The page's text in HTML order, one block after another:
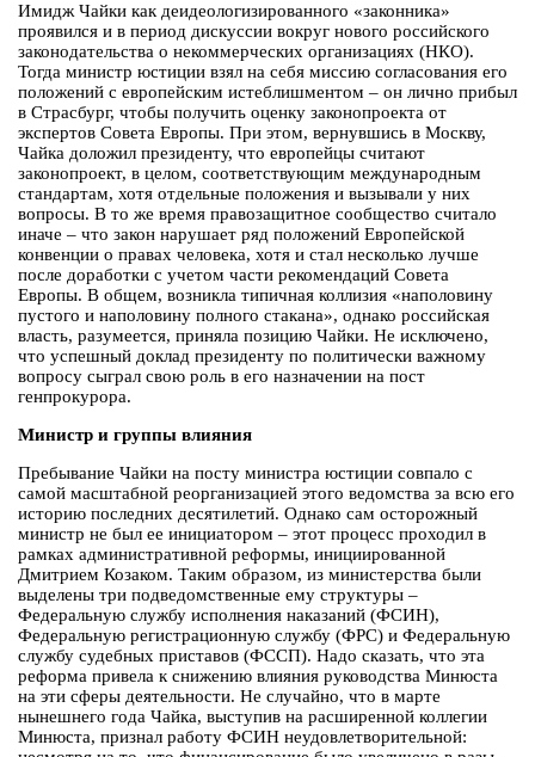
Имидж Чайки как деидеологизированного «законника»
проявился и в период дискуссии вокруг нового российского
законодательства о некоммерческих организациях (НКО).
Тогда министр юстиции взял на себя миссию согласования его
положений с европейским истеблишментом – он лично прибыл
в Страсбург, чтобы получить оценку законопроекта от
экспертов Совета Европы. При этом, вернувшись в Москву,
Чайка доложил президенту, что европейцы считают
законопроект, в целом, соответствующим международным
стандартам, хотя отдельные положения и вызывали у них
вопросы. В то же время правозащитное сообщество считало
иначе – что закон нарушает ряд положений Европейской
конвенции о правах человека, хотя и стал несколько лучше
после доработки с учетом части рекомендаций Совета
Европы. В общем, возникла типичная коллизия «наполовину
пустого и наполовину полного стакана», однако российская
власть, разумеется, приняла позицию Чайки. Не исключено,
что успешный доклад президенту по политически важному
вопросу сыграл свою роль в его назначении на пост
генпрокурора.
Министр и группы влияния
Пребывание Чайки на посту министра юстиции совпало с
самой масштабной реорганизацией этого ведомства за всю его
историю последних десятилетий. Однако сам осторожный
министр не был ее инициатором – этот процесс проходил в
рамках административной реформы, инициированной
Дмитрием Козаком. Таким образом, из министерства были
выделены три подведомственные ему структуры –
Федеральную службу исполнения наказаний (ФСИН),
Федеральную регистрационную службу (ФРС) и Федеральную
службу судебных приставов (ФССП). Надо сказать, что эта
реформа привела к снижению влияния руководства Минюста
на эти сферы деятельности. Не случайно, что в марте
нынешнего года Чайка, выступив на расширенной коллегии
Минюста, признал работу ФСИН неудовлетворительной: